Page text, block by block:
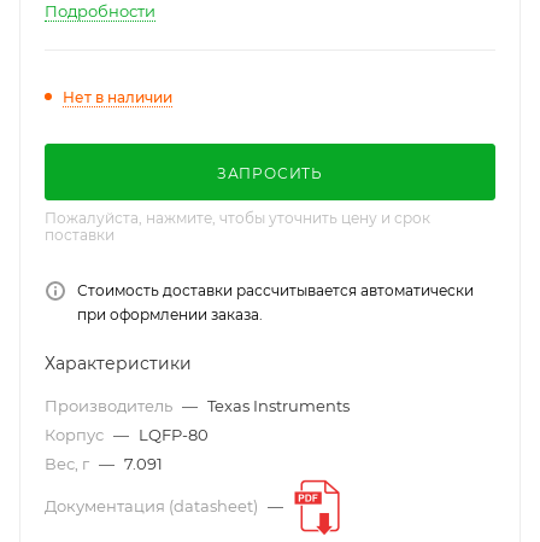
Подробности
Нет в наличии
ЗАПРОСИТЬ
Пожалуйста, нажмите, чтобы уточнить цену и срок
поставки
Стоимость доставки рассчитывается автоматически
при оформлении заказа.
Характеристики
Производитель — Texas Instruments
Корпус — LQFP-80
Вес, г — 7.091
Документация (datasheet) —